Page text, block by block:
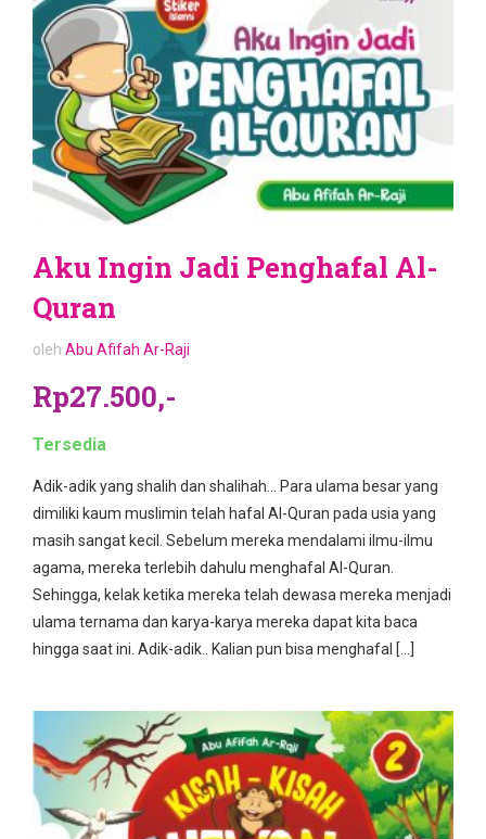
Aku Ingin Jadi Penghafal Al-
Quran
oleh Abu Afifah Ar-Raji
Rp27.500,-
Tersedia
Adik-adik yang shalih dan shalihah… Para ulama besar yang
dimiliki kaum muslimin telah hafal Al-Quran pada usia yang
masih sangat kecil. Sebelum mereka mendalami ilmu-ilmu
agama, mereka terlebih dahulu menghafal Al-Quran.
Sehingga, kelak ketika mereka telah dewasa mereka menjadi
ulama ternama dan karya-karya mereka dapat kita baca
hingga saat ini. Adik-adik.. Kalian pun bisa menghafal […]